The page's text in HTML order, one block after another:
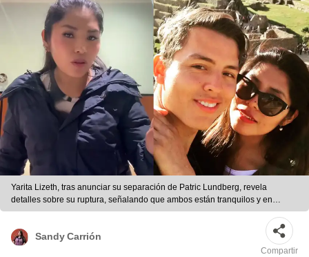
Yarita Lizeth, tras anunciar su separación de Patric Lundberg, revela
detalles sobre su ruptura, señalando que ambos están tranquilos y en
buenos términos. Fotos: Facebook/Yarita Lizeth | Fotos: Facebook/Yarita
Sandy Carrión
Compartir